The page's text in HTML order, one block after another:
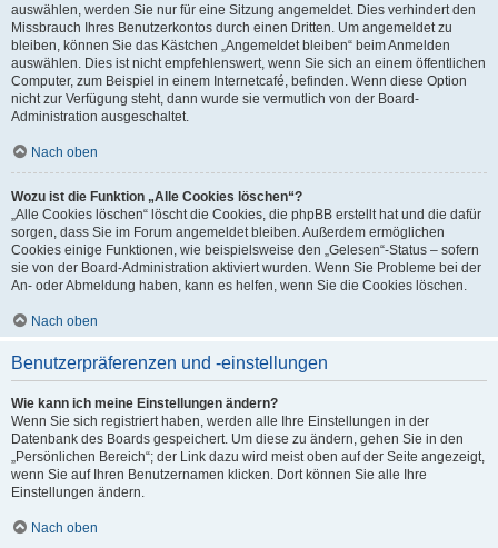
auswählen, werden Sie nur für eine Sitzung angemeldet. Dies verhindert den
Missbrauch Ihres Benutzerkontos durch einen Dritten. Um angemeldet zu
bleiben, können Sie das Kästchen „Angemeldet bleiben“ beim Anmelden
auswählen. Dies ist nicht empfehlenswert, wenn Sie sich an einem öffentlichen
Computer, zum Beispiel in einem Internetcafé, befinden. Wenn diese Option
nicht zur Verfügung steht, dann wurde sie vermutlich von der Board-
Administration ausgeschaltet.
Nach oben
Wozu ist die Funktion „Alle Cookies löschen“?
„Alle Cookies löschen“ löscht die Cookies, die phpBB erstellt hat und die dafür
sorgen, dass Sie im Forum angemeldet bleiben. Außerdem ermöglichen
Cookies einige Funktionen, wie beispielsweise den „Gelesen“-Status – sofern
sie von der Board-Administration aktiviert wurden. Wenn Sie Probleme bei der
An- oder Abmeldung haben, kann es helfen, wenn Sie die Cookies löschen.
Nach oben
Benutzerpräferenzen und -einstellungen
Wie kann ich meine Einstellungen ändern?
Wenn Sie sich registriert haben, werden alle Ihre Einstellungen in der
Datenbank des Boards gespeichert. Um diese zu ändern, gehen Sie in den
„Persönlichen Bereich“; der Link dazu wird meist oben auf der Seite angezeigt,
wenn Sie auf Ihren Benutzernamen klicken. Dort können Sie alle Ihre
Einstellungen ändern.
Nach oben